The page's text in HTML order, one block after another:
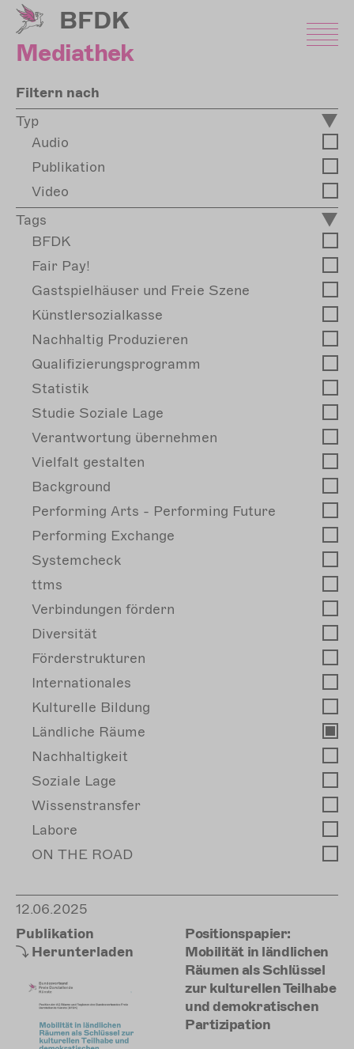
Direkt
zum
Inhalt
BFDK
Mediathek
12.06.2025
Publikation
Herunterladen
Positionspapier:
Mobilität in ländlichen
Räumen als Schlüssel
zur kulturellen Teilhabe
und demokratischen
Partizipation
Filtern nach
Typ
Audio
Publikation
Video
Tags
BFDK
Fair Pay!
Gastspielhäuser und Freie Szene
Künstlersozialkasse
Nachhaltig Produzieren
Qualifizierungsprogramm
Statistik
Studie Soziale Lage
Verantwortung übernehmen
Vielfalt gestalten
Background
Performing Arts - Performing Future
Performing Exchange
Systemcheck
ttms
Verbindungen fördern
Diversität
Förderstrukturen
Internationales
Kulturelle Bildung
Ländliche Räume
Nachhaltigkeit
Soziale Lage
Wissenstransfer
Labore
ON THE ROAD